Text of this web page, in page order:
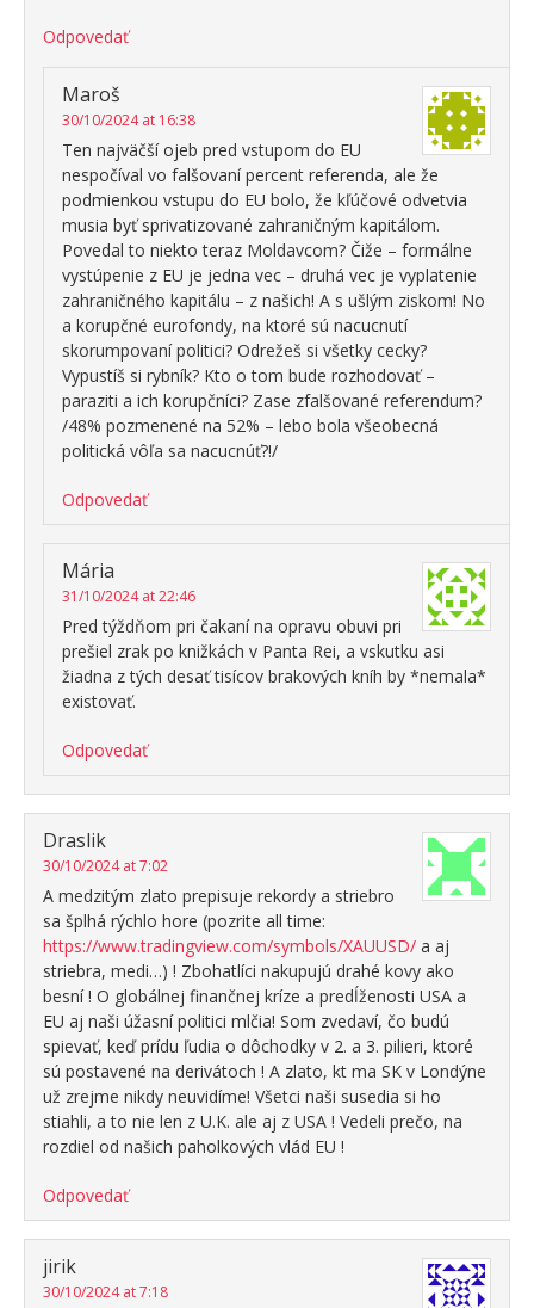
Odpovedať
Maroš
30/10/2024 at 16:38
Ten najväčší ojeb pred vstupom do EU
nespočíval vo falšovaní percent referenda, ale že
podmienkou vstupu do EU bolo, že kľúčové odvetvia
musia byť sprivatizované zahraničným kapitálom.
Povedal to niekto teraz Moldavcom? Čiže – formálne
vystúpenie z EU je jedna vec – druhá vec je vyplatenie
zahraničného kapitálu – z našich! A s ušlým ziskom! No
a korupčné eurofondy, na ktoré sú nacucnutí
skorumpovaní politici? Odrežeš si všetky cecky?
Vypustíš si rybník? Kto o tom bude rozhodovať –
paraziti a ich korupčníci? Zase zfalšované referendum?
/48% pozmenené na 52% – lebo bola všeobecná
politická vôľa sa nacucnúť?!/
Odpovedať
Mária
31/10/2024 at 22:46
Pred týždňom pri čakaní na opravu obuvi pri
prešiel zrak po knižkách v Panta Rei, a vskutku asi
žiadna z tých desať tisícov brakových kníh by *nemala*
existovať.
Odpovedať
Draslik
30/10/2024 at 7:02
A medzitým zlato prepisuje rekordy a striebro
sa šplhá rýchlo hore (pozrite all time:
https://www.tradingview.com/symbols/XAUUSD/ a aj
striebra, medi…) ! Zbohatlíci nakupujú drahé kovy ako
besní ! O globálnej finančnej kríze a predĺženosti USA a
EU aj naši úžasní politici mlčia! Som zvedaví, čo budú
spievať, keď prídu ľudia o dôchodky v 2. a 3. pilieri, ktoré
sú postavené na derivátoch ! A zlato, kt ma SK v Londýne
už zrejme nikdy neuvidíme! Všetci naši susedia si ho
stiahli, a to nie len z U.K. ale aj z USA ! Vedeli prečo, na
rozdiel od našich paholkových vlád EU !
Odpovedať
jirik
30/10/2024 at 7:18